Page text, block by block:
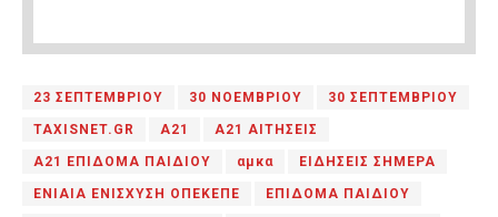
23 ΣΕΠΤΕΜΒΡΙΟΥ 30 ΝΟΕΜΒΡΙΟΥ 30 ΣΕΠΤΕΜΒΡΙΟΥ
TAXISNET.GR Α21 Α21 ΑΙΤΗΣΕΙΣ
Α21 ΕΠΙΔΟΜΑ ΠΑΙΔΙΟΥ αμκα ΕΙΔΗΣΕΙΣ ΣΗΜΕΡΑ
ΕΝΙΑΙΑ ΕΝΙΣΧΥΣΗ ΟΠΕΚΕΠΕ ΕΠΙΔΟΜΑ ΠΑΙΔΙΟΥ